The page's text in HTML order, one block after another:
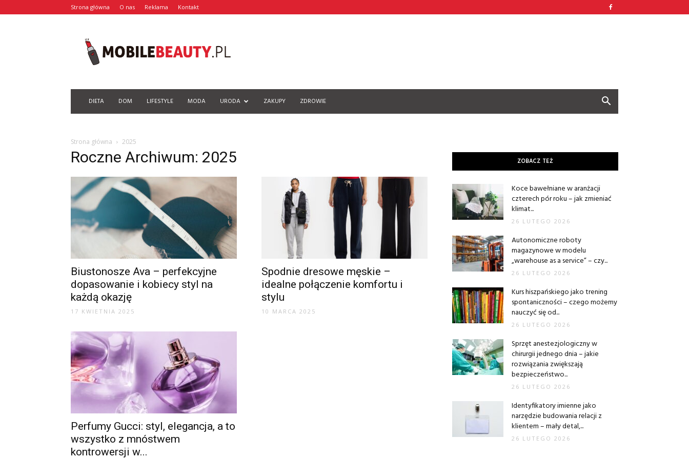
Strona główna O nas Reklama Kontakt
DIETA DOM LIFESTYLE MODA URODA ZAKUPY ZDROWIE
Strona główna 2025
Roczne Archiwum: 2025
Biustonosze Ava – perfekcyjne
dopasowanie i kobiecy styl na
każdą okazję
17 KWIETNIA 2025
Spodnie dresowe męskie –
idealne połączenie komfortu i
stylu
10 MARCA 2025
Perfumy Gucci: styl, elegancja, a to
wszystko z mnóstwem
kontrowersji w...
ZOBACZ TEŻ
Koce bawełniane w aranżacji
czterech pór roku – jak zmieniać
klimat...
26 LUTEGO 2026
Autonomiczne roboty
magazynowe w modelu
„warehouse as a service” – czy...
26 LUTEGO 2026
Kurs hiszpańskiego jako trening
spontaniczności – czego możemy
nauczyć się od...
26 LUTEGO 2026
Sprzęt anestezjologiczny w
chirurgii jednego dnia – jakie
rozwiązania zwiększają
bezpieczeństwo...
26 LUTEGO 2026
Identyfikatory imienne jako
narzędzie budowania relacji z
klientem – mały detal,...
26 LUTEGO 2026